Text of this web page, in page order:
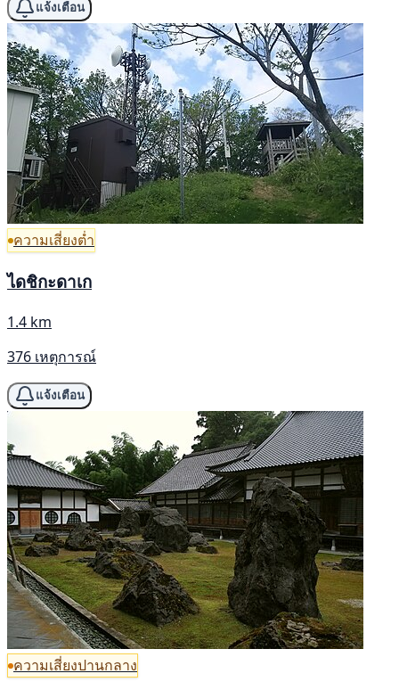
แจ้งเตือน
ความเสี่ยงต่ำ
ไดชิกะดาเก
1.4 km
376 เหตุการณ์
แจ้งเตือน
ความเสี่ยงปานกลาง